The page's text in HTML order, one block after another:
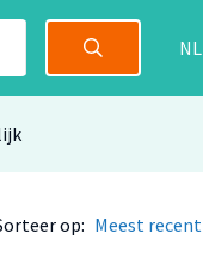
NL
op: Meest recent